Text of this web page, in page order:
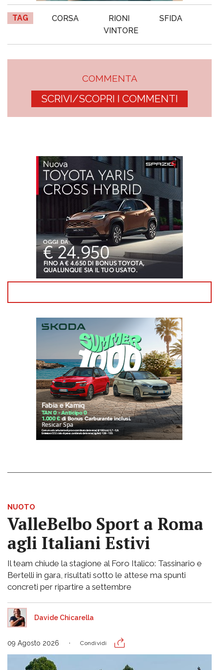
TAG CORSA RIONI
SFIDA
VINTORE
COMMENTA
SCRIVI/SCOPRI I COMMENTI
NUOTO
ValleBelbo Sport a Roma
agli Italiani Estivi
Il team chiude la stagione al Foro Italico: Tassinario e
Bertelli in gara, risultati sotto le attese ma spunti
concreti per ripartire a settembre
Davide Chicarella
09 Agosto 2026 Condividi